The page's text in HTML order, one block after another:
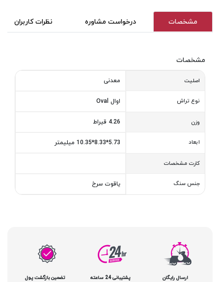
مشخصات درخواست مشاوره نظرات کاربران
مشخصات
اصلیت معدنی
نوع تراش اوال Oval
وزن 4.26 قیراط
ابعاد 5.73*8.33*10.35 میلیمتر
کارت مشخصات
جنس سنگ یاقوت سرخ
ارسال رایگان پشتیبانی 24 ساعته تضمین بازگشت پول